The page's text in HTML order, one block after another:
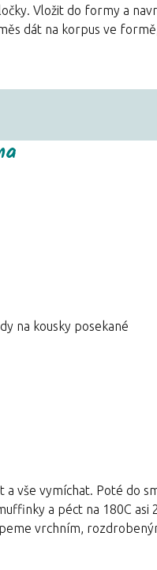
Vložit do formy a
dát na korpus ve
na kousky posekané
vše vymíchat. Poté do
a péct na 180C
vrchním,